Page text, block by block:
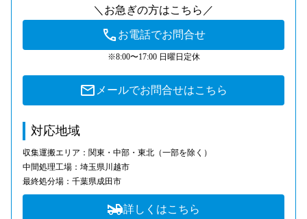
＼お急ぎの方はこちら／
お電話でお問合せ
※8:00〜17:00 日曜日定休
メールでお問合せはこちら
対応地域
収集運搬エリア：関東・中部・東北（一部を除く）
中間処理工場：埼玉県川越市
最終処分場：千葉県成田市
詳しくはこちら